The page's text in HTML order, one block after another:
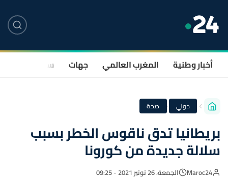
أخبار وطنية المغرب العالمي جهات سياسة
دولي · صحة
بريطانيا تدق ناقوس الخطر بسبب
سلالة جديدة من كورونا
Maroc24 الجمعة، 26 نونبر 2021 - 09:25